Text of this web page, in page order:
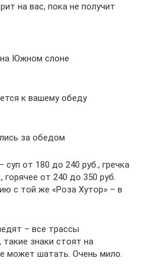
на вас, пока не получит
Южном слоне
к вашему обеду
за обедом
от 180 до 240 руб., гречка
горячее от 240 до 350 руб.
с той же «Роза Хутор» – в
– все трассы
знаки стоят на
может шатать. Очень мило.